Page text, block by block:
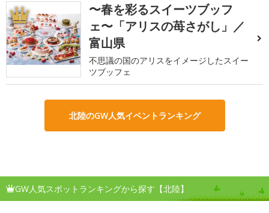
1
〜春を彩るスイーツブッフ
ェ〜「アリスの苺さがし」／
富山県
不思議の国のアリスをイメージしたスイー
ツブッフェ
北陸のGW人気イベントランキング
GW人気スポットランキングから探す【北陸】